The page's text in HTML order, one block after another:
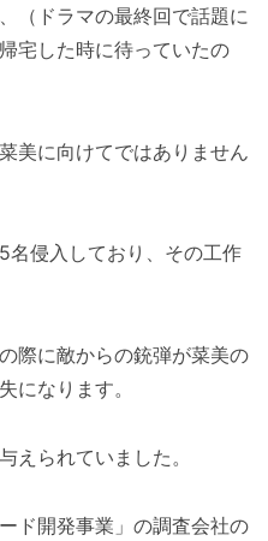
（ドラマの最終回で話題に
宅した時に待っていたの
美に向けてではありません
名侵入しており、その工作
際に敵からの銃弾が菜美の
になります。
えられていました。
ド開発事業」の調査会社の